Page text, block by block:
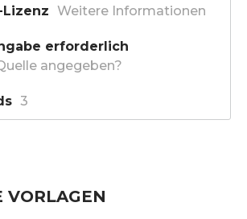
Weitere Informationen
erforderlich
angegeben?
3
VORLAGEN